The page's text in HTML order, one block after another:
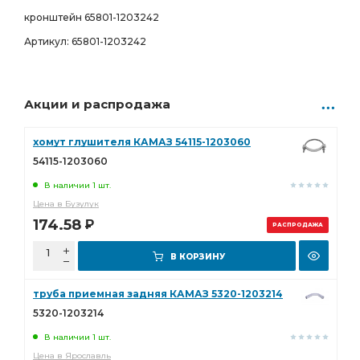
кронштейн 65801-1203242
Артикул: 65801-1203242
Акции и распродажа
РАСПРОДАЖА
хомут глушителя КАМАЗ 54115-1203060
54115-1203060
В наличии 1 шт.
Цена в Бузулук
174.58 Р
В КОРЗИНУ
труба приемная задняя КАМАЗ 5320-1203214
5320-1203214
В наличии 1 шт.
Цена в Ярославль